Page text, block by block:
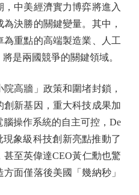
中美經濟實力博弈將進入
決勝的關鍵變量。其中，
為重點的高端製造業、人工
是兩國競爭的關鍵領域。
高牆」政策和圍堵封鎖，
創新基因，重大科技成果加
操作系統的自主可控，De
現象級科技創新亮點推動了
至英偉達CEO黃仁勳也驚
面僅落後美國「幾納秒」